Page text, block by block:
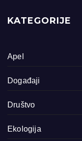
KATEGORIJE
Apel
Događaji
Društvo
Ekologija